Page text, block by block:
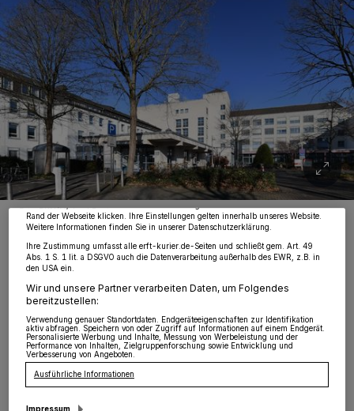
Foto: RKN/Michael Reuter
D as Personal habe das genaue Datum der
Schließungen kurzfristig erhalten, die
Schließung war zuletzt für Mitte Juli im
Gespräch.
Wir und unsere 218-Partner speichern und greifen auf personenbezogene Daten
wie Browserdaten oder eindeutige Kennungen auf Ihrem Gerät zu. Durch Auswahl
von OK aktivieren Sie Tracking-Technologien für die unter „Wir und unsere
Partner verarbeiten Daten, um Ihnen Dienste bereitzustellen“ aufgeführten
Zwecke. Wenn Tracker deaktiviert sind, sind manche Inhalte und Anzeigen
möglicherweise nicht mehr so relevant für Sie. Sie können dieses Menü jederzeit
wieder aufrufen, um Ihre Einstellungen zu ändern oder Ihre Einwilligung zu
Rand der Webseite klicken. Ihre Einstellungen gelten innerhalb unseres Website.
Weitere Informationen finden Sie in unserer Datenschutzerklärung.
Ihre Zustimmung umfasst alle erft-kurier.de-Seiten und schließt gem. Art. 49
Abs. 1 S. 1 lit. a DSGVO auch die Datenverarbeitung außerhalb des EWR, z.B. in
den USA ein.
Wir und unsere Partner verarbeiten Daten, um Folgendes
bereitzustellen:
Verwendung genauer Standortdaten. Endgeräteeigenschaften zur Identifikation
aktiv abfragen. Speichern von oder Zugriff auf Informationen auf einem Endgerät.
Personalisierte Werbung und Inhalte, Messung von Werbeleistung und der
Performance von Inhalten, Zielgruppenforschung sowie Entwicklung und
Verbesserung von Angeboten.
Ausführliche Informationen
Impressum